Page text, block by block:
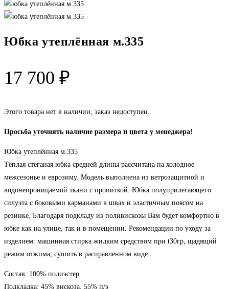
Юбка утеплённая м.335
17 700 ₽
Этого товара нет в наличии, заказ недоступен.
Просьба уточнять наличие размера и цвета у менеджера!
Юбка утеплённая м.335
Тёплая стеганая юбка средней длины рассчитана на холодное
межсезонье и еврозиму. Модель выполнена из ветрозащитной и
водонепроницаемой ткани с пропиткой. Юбка полуприлегающего
силуэта с боковыми карманами в швах и эластичным поясом на
резинке. Благодаря подкладу из поливискозы Вам будет комфортно в
юбке как на улице, так и в помещении. Рекомендации по уходу за
изделием: машинная стирка жидким средством при t30гр, щадящий
режим отжима, сушить в расправленном виде.
Состав: 100% полиэстер
Подкладка: 45% вискоза, 55% п/э